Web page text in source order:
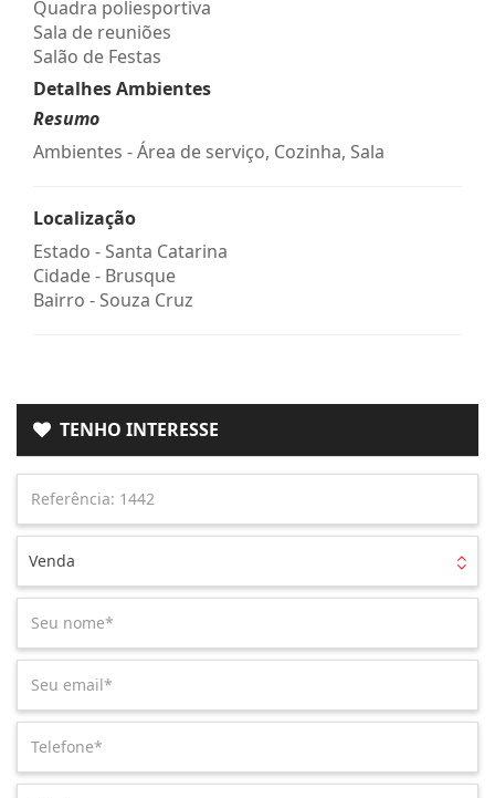
Quadra poliesportiva
Sala de reuniões
Salão de Festas
Detalhes Ambientes
Resumo
Ambientes - Área de serviço, Cozinha, Sala
Localização
Estado -Santa Catarina
Cidade - Brusque
Bairro -Souza Cruz
TENHO INTERESSE
Venda